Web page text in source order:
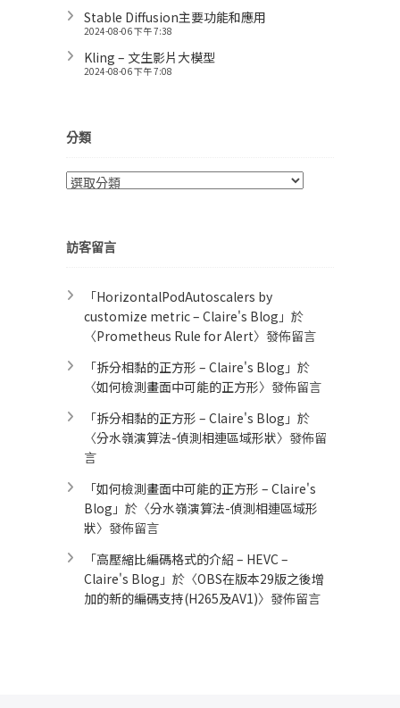
Stable Diffusion主要功能和應用
2024-08-06 下午 7:38
Kling – 文生影片大模型
2024-08-06 下午 7:08
分類
分
訪客留言
「HorizontalPodAutoscalers by
customize metric – Claire's Blog 」於
〈Prometheus Rule for Alert​〉發佈留言
「拆分相黏的正方形 – Claire's Blog 」於
〈如何檢測畫面中可能的正方形〉發佈留言
「拆分相黏的正方形 – Claire's Blog 」於
〈分水嶺演算法-偵測相連區域形狀〉發佈留
言
「如何檢測畫面中可能的正方形 – Claire's
Blog 」於〈分水嶺演算法-偵測相連區域形
狀〉發佈留言
「高壓縮比編碼格式的介紹 – HEVC –
Claire's Blog 」於〈OBS在版本29版之後增
加的新的編碼支持(H265及AV1)〉發佈留言